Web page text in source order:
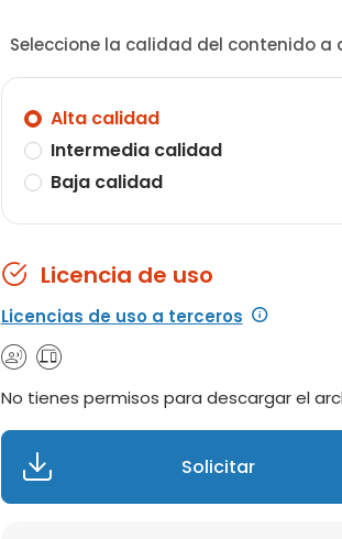
Seleccione la calidad del contenido a
Alta calidad
Intermedia calidad
Baja calidad
Licencia de uso
Licencias de uso a terceros
No tienes permisos para descargar el
Solicitar